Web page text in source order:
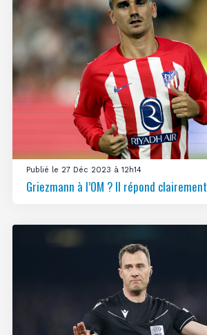
Publié le 27 Déc 2023 à 12h14
Griezmann à l’OM ? Il répond clairement